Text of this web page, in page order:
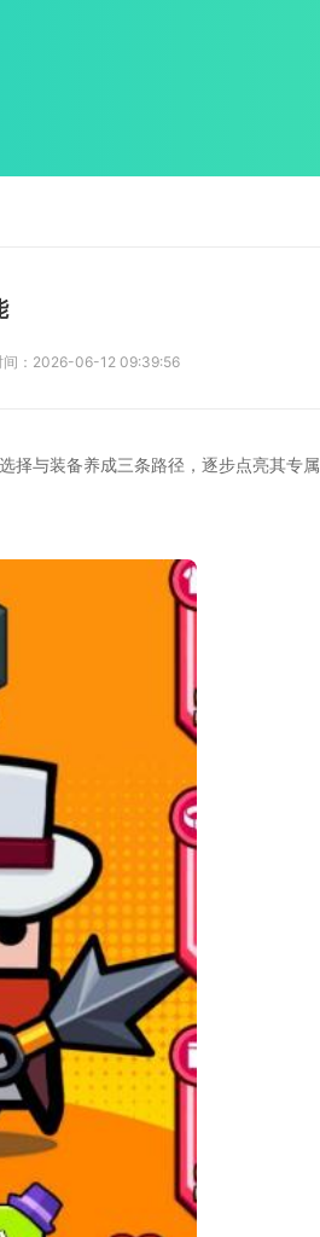
： 2026-06-12 09:39:56
择与装备养成三条路径，逐步点亮其专属